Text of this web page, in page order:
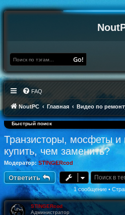
Go!
FAQ
NoutPC Главная Видео по
Быстрый поиск
Транзисторы, мосфеты
купить, чем заменить?
Модератор: STINGERcod
Ответить
1 сообщение •
STINGERcod
Администратор